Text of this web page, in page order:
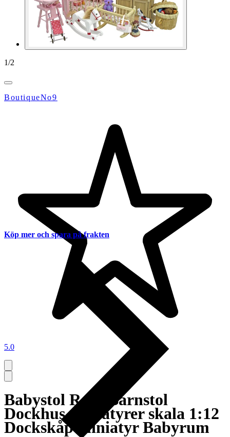
1/2
BoutiqueNo9
5.0
Babystol Rosa Barnstol
Dockhus miniatyrer skala 1:12
Dockskåp miniatyr Babyrum
Köp mer och spara på frakten